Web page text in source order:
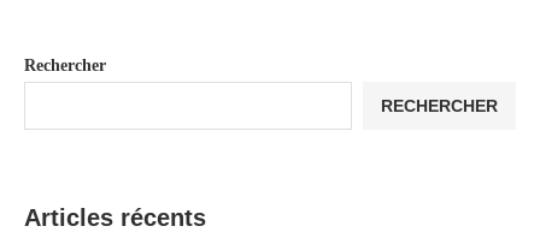
Rechercher
RECHERCHER
Articles récents